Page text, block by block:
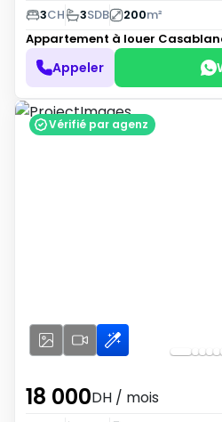
3CH 3SDB 200m²
Appartement à louer
Appeler
Vérifié par agenz
18 000DH / mois